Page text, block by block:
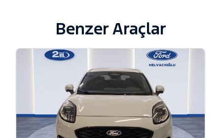
Benzer Araçlar